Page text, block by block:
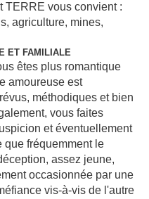
TERRE vous convient :
agriculture, mines,
ET FAMILIALE
êtes plus romantique
amoureuse est
méthodiques et bien
vous faites
et éventuellement
que fréquemment le
assez jeune,
occasionnée par une
vis-à-vis de l'autre